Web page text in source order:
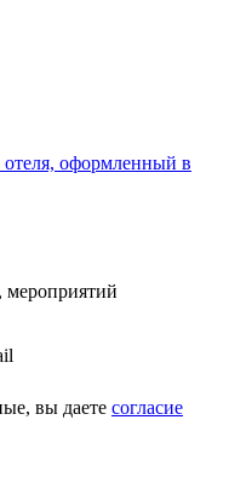
оформленный в
мероприятий
вы даете согласие